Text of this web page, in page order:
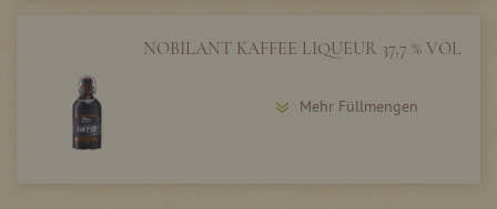
NOBILANT KAFFEE LIQUEUR 37,7 % VOL
Mehr Füllmengen